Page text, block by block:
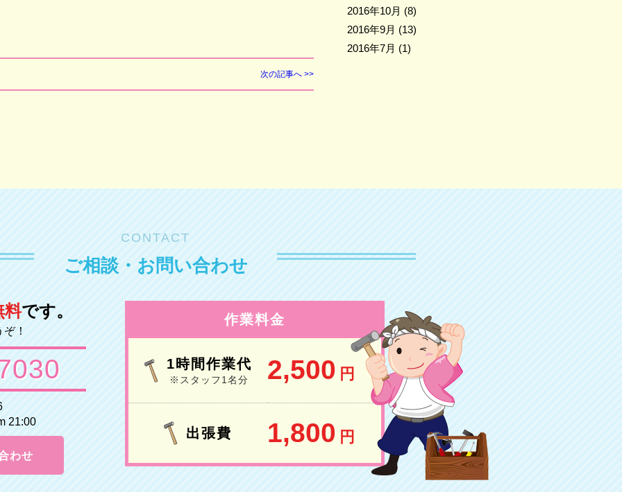
次の記事へ >>
2016年10月 (8)
2016年9月 (13)
2016年7月 (1)
CONTACT
ご相談・お問い合わせ
料です。
！
21:00
わせ
作業料金
1時間作業代
※スタッフ1名分 2,500 円
出張費 1,800 円